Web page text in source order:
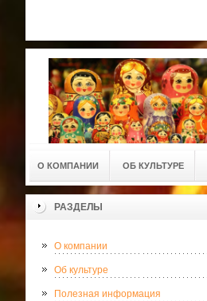
О КОМПАНИИ ОБ КУЛЬТУРЕ
РАЗДЕЛЫ
О компании
Об культуре
Полезная информация